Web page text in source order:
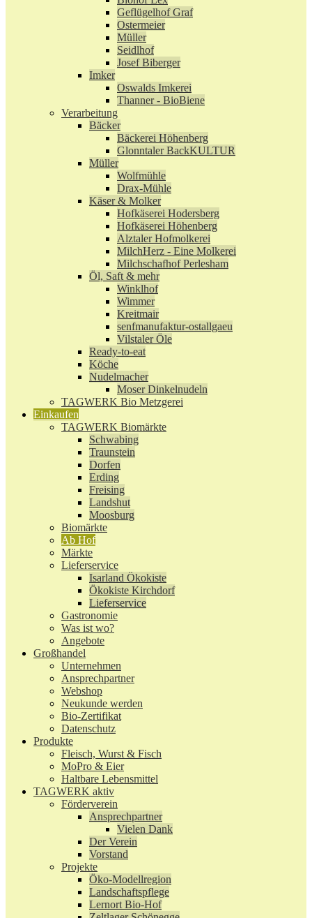
Geflügelhof Graf
Ostermeier
Müller
Seidlhof
Josef Biberger
Imker
Oswalds Imkerei
Thanner - BioBiene
Verarbeitung
Bäcker
Bäckerei Höhenberg
Glonntaler BackKULTUR
Müller
Wolfmühle
Drax-Mühle
Käser & Molker
Hofkäserei Hodersberg
Hofkäserei Höhenberg
Alztaler Hofmolkerei
MilchHerz - Eine Molkerei
Milchschafhof Perlesham
Öl, Saft & mehr
Winklhof
Wimmer
Kreitmair
senfmanufaktur-ostallgaeu
Vilstaler Öle
Ready-to-eat
Köche
Nudelmacher
Moser Dinkelnudeln
TAGWERK Bio Metzgerei
Einkaufen
TAGWERK Biomärkte
Schwabing
Traunstein
Dorfen
Erding
Freising
Landshut
Moosburg
Biomärkte
Ab Hof
Märkte
Lieferservice
Isarland Ökokiste
Ökokiste Kirchdorf
Lieferservice
Gastronomie
Was ist wo?
Angebote
Großhandel
Unternehmen
Ansprechpartner
Webshop
Neukunde werden
Bio-Zertifikat
Datenschutz
Produkte
Fleisch, Wurst & Fisch
MoPro & Eier
Haltbare Lebensmittel
TAGWERK aktiv
Förderverein
Ansprechpartner
Vielen Dank
Der Verein
Vorstand
Projekte
Öko-Modellregion
Landschaftspflege
Lernort Bio-Hof